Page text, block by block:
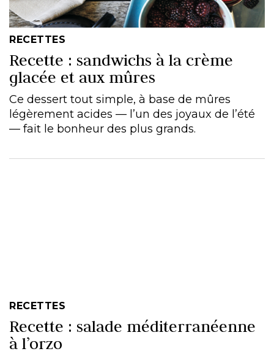
RECETTES
Recette : sandwichs à la crème
glacée et aux mûres
Ce dessert tout simple, à base de mûres
légèrement acides — l’un des joyaux de l’été
— fait le bonheur des plus grands.
RECETTES
Recette : salade méditerranéenne
à l’orzo